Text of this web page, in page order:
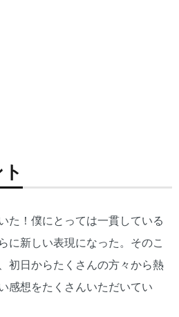
た！僕にとっては一貫している
に新しい表現になった。そのこ
初日からたくさんの方々から熱
感想をたくさんいただいてい